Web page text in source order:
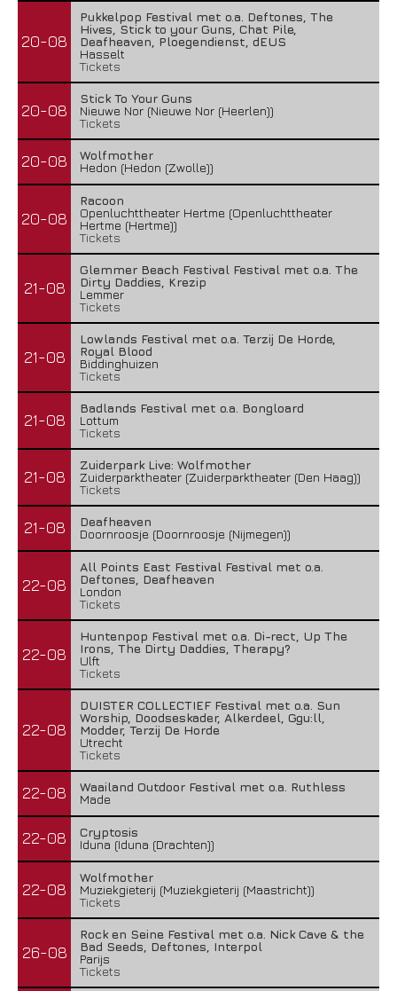
20-08
Pukkelpop Festival met o.a. Deftones, The
Hives, Stick to your Guns, Chat Pile,
Deafheaven, Ploegendienst, dEUS
Hasselt
Tickets
20-08
Stick To Your Guns
Nieuwe Nor (Nieuwe Nor (Heerlen))
Tickets
20-08
Wolfmother
Hedon (Hedon (Zwolle))
20-08
Racoon
Openluchttheater Hertme (Openluchttheater
Hertme (Hertme))
Tickets
21-08
Glemmer Beach Festival Festival met o.a. The
Dirty Daddies, Krezip
Lemmer
Tickets
21-08
Lowlands Festival met o.a. Terzij De Horde,
Royal Blood
Biddinghuizen
Tickets
21-08
Badlands Festival met o.a. Bongloard
Lottum
Tickets
21-08
Zuiderpark Live: Wolfmother
Zuiderparktheater (Zuiderparktheater (Den Haag))
Tickets
21-08
Deafheaven
Doornroosje (Doornroosje (Nijmegen))
22-08
All Points East Festival Festival met o.a.
Deftones, Deafheaven
London
Tickets
22-08
Huntenpop Festival met o.a. Di-rect, Up The
Irons, The Dirty Daddies, Therapy?
Ulft
Tickets
22-08
DUISTER COLLECTIEF Festival met o.a. Sun
Worship, Doodseskader, Alkerdeel, Ggu:ll,
Modder, Terzij De Horde
Utrecht
Tickets
22-08
Waailand Outdoor Festival met o.a. Ruthless
Made
22-08
Cryptosis
Iduna (Iduna (Drachten))
22-08
Wolfmother
Muziekgieterij (Muziekgieterij (Maastricht))
Tickets
26-08
Rock en Seine Festival met o.a. Nick Cave & the
Bad Seeds, Deftones, Interpol
Parijs
Tickets